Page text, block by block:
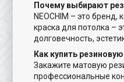
Почему выбирают
NEOCHIM – это
краска для потолка –
долговечность,
Как купить
Закажите матовую
профессиональные